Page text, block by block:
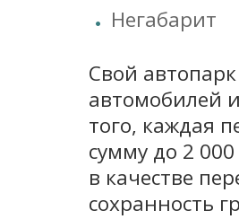
Негабарит
Свой
автомобилей
того, каждая
сумму до 2
в качестве
сохранность